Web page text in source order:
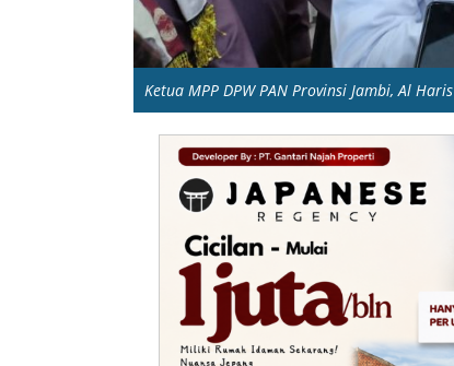
Ketua MPP DPW PAN Provinsi Jambi, Al Haris